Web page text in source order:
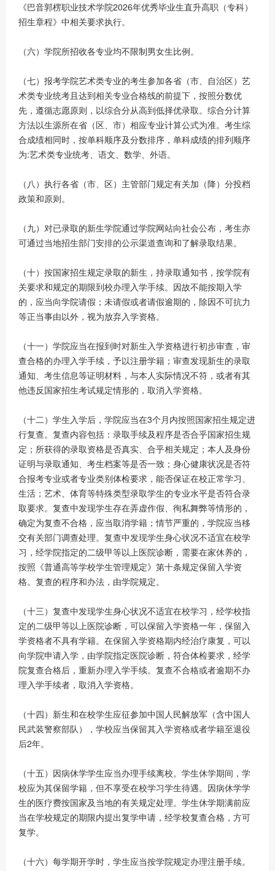
《巴音郭楞职业技术学院2026年优秀毕业生直升高职（专科）
招生章程》中相关要求执行。
（六）学院所招收各专业均不限制男女生比例。
（七）报考学院艺术类专业的考生参加各省（市、自治区）艺
术类专业统考且达到相关专业合格线的前提下，按照分数优
先，遵循志愿原则，以综合分从高到低择优录取。综合分计算
方法以生源所在省（区、市）相应专业计算公式为准。考生综
合成绩相同时，按单科顺序及分数排序，单科成绩的排列顺序
为:艺术类专业统考、语文、数学、外语。
（八）执行各省（市、区）主管部门规定有关加（降）分投档
政策和原则。
（九）对已录取的新生学院通过学院网站向社会公布，考生亦
可通过当地招生部门安排的公示渠道查询和了解录取结果。
（十）按国家招生规定录取的新生，持录取通知书，按学院有
关要求和规定的期限到校办理入学手续。因故不能按期入学
的，应当向学院请假；未请假或者请假逾期的，除因不可抗力
等正当事由以外，视为放弃入学资格。
（十一）学院应当在报到时对新生入学资格进行初步审查，审
查合格的办理入学手续，予以注册学籍；审查发现新生的录取
通知、考生信息等证明材料，与本人实际情况不符，或者有其
他违反国家招生考试规定情形的，取消入学资格。
（十二）学生入学后，学院应当在3个月内按照国家招生规定进
行复查。复查内容包括：录取手续及程序是否合乎国家招生规
定；所获得的录取资格是否真实、合乎相关规定；本人及身份
证明与录取通知、考生档案等是否一致；身心健康状况是否符
合报考专业或者专业类别体检要求，能否保证在校正常学习、
生活；艺术、体育等特殊类型录取学生的专业水平是否符合录
取要求。复查中发现学生存在弄虚作假、徇私舞弊等情形的，
确定为复查不合格，应当取消学籍；情节严重的，学院应当移
交有关部门调查处理。复查中发现学生身心状况不适宜在校学
习，经学院指定的二级甲等以上医院诊断，需要在家休养的，
按照《普通高等学校学生管理规定》第十条规定保留入学资
格。复查的程序和办法，由学院规定。
（十三）复查中发现学生身心状况不适宜在校学习，经学校指
定的二级甲等以上医院诊断，可以保留入学资格一年，保留入
学资格者不具有学籍。在保留入学资格期内经治疗康复，可以
向学院申请入学，由学院指定医院诊断，符合体检要求，经学
院复查合格后，重新办理入学手续。复查不合格或者逾期不办
理入学手续者，取消入学资格。
（十四）新生和在校学生应征参加中国人民解放军（含中国人
民武装警察部队），学校应当保留其入学资格或者学籍至退役
后2年。
（十五）因病休学学生应当办理手续离校。学生休学期间，学
校应为其保留学籍，但不享受在校学习学生待遇。因病休学学
生的医疗费按国家及当地的有关规定处理。学生休学期满前应
当在学校规定的期限内提出复学申请，经学校复查合格，方可
复学。
（十六）每学期开学时，学生应当按学院规定办理注册手续。